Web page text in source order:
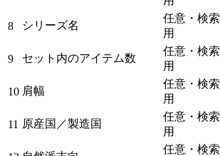
8 シリーズ名
任意・検索
用
9 セット内のアイテム数
任意・検索
用
10 肩幅
任意・検索
用
11 原産国／製造国
任意・検索
用
任意・検索